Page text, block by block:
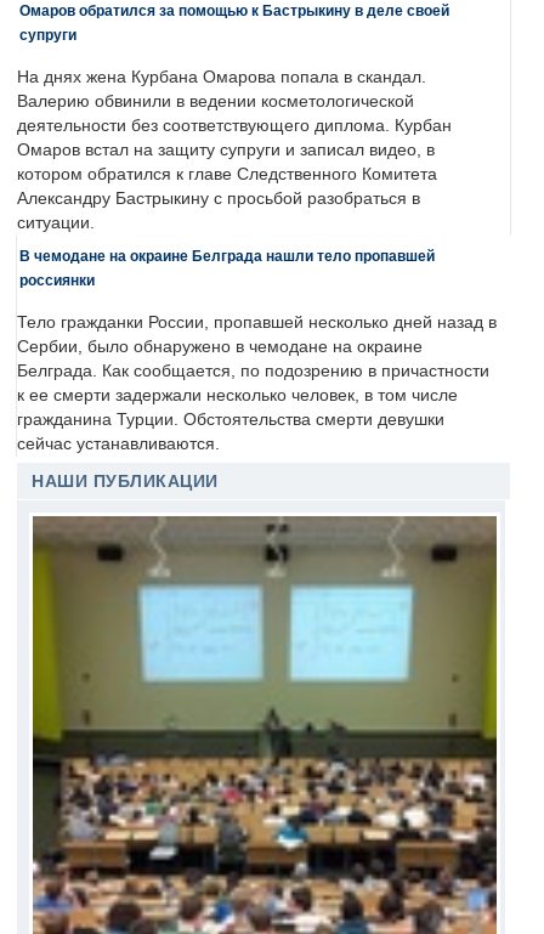
Омаров обратился за помощью к Бастрыкину в деле своей
супруги
На днях жена Курбана Омарова попала в скандал.
Валерию обвинили в ведении косметологической
деятельности без соответствующего диплома. Курбан
Омаров встал на защиту супруги и записал видео, в
котором обратился к главе Следственного Комитета
Александру Бастрыкину с просьбой разобраться в
ситуации.
В чемодане на окраине Белграда нашли тело пропавшей
россиянки
Тело гражданки России, пропавшей несколько дней назад в
Сербии, было обнаружено в чемодане на окраине
Белграда. Как сообщается, по подозрению в причастности
к ее смерти задержали несколько человек, в том числе
гражданина Турции. Обстоятельства смерти девушки
сейчас устанавливаются.
НАШИ ПУБЛИКАЦИИ